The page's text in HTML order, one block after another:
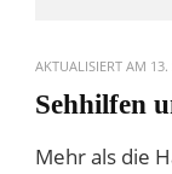
AKTUALISIERT AM 13.
Sehhilfen
Mehr als die